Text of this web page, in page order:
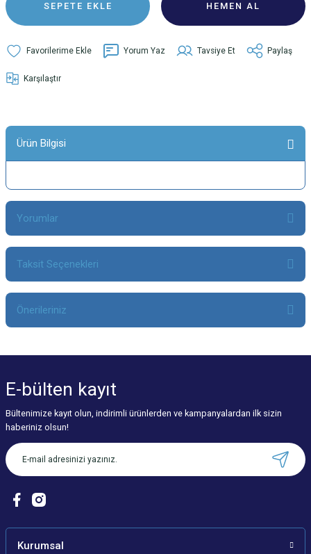
SEPETE EKLE HEMEN AL
Yorum Yaz Tavsiye Et Paylaş
Karşılaştır
Ürün Bilgisi
Yorumlar
Bu ürüne ilk yorumu siz yapın!
Taksit Seçenekleri
Önerileriniz
Görüş ve önerileriniz için teşekkür ederiz.
Ürün resmi kalitesiz, bozuk veya görüntülenemiyor.
Ürün açıklamasında eksik bilgiler bulunuyor.
Ürün bilgilerinde hatalar bulunuyor.
Bu ürüne benzer farklı alternatifler olmalı.
E-bülten kayıt
Bültenimize kayıt olun, indirimli ürünlerden ve kampanyalardan ilk sizin
haberiniz olsun!
Kurumsal